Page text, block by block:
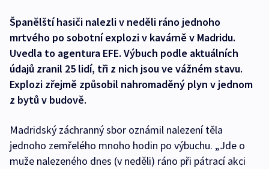
Španělští hasiči nalezli v neděli ráno jednoho
mrtvého po sobotní explozi v kavárně v Madridu.
Uvedla to agentura EFE. Výbuch podle aktuálních
údajů zranil 25 lidí, tři z nich jsou ve vážném stavu.
Explozi zřejmě způsobil nahromaděný plyn v jednom
z bytů v budově.
Madridský záchranný sbor oznámil nalezení těla
jednoho zemřelého mnoho hodin po výbuchu. „Jde o
muže nalezeného dnes (v neděli) ráno při pátrací akci